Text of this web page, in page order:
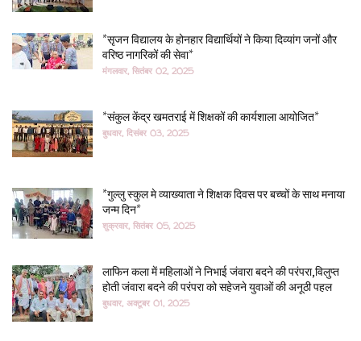
*सृजन विद्यालय के होनहार विद्यार्थियों ने किया दिव्यांग जनों और
वरिष्ठ नागरिकों की सेवा*
मंगलवार, सितंबर 02, 2025
*संकुल केंद्र खमतराई में शिक्षकों की कार्यशाला आयोजित*
बुधवार, दिसंबर 03, 2025
*गुल्लु स्कुल मे व्याख्याता ने शिक्षक दिवस पर बच्चों के साथ मनाया
जन्म दिन*
शुक्रवार, सितंबर 05, 2025
लाफिन कला में महिलाओं ने निभाई जंवारा बदने की परंपरा,विलुप्त
होती जंवारा बदने की परंपरा को सहेजने युवाओं की अनूठी पहल
बुधवार, अक्टूबर 01, 2025